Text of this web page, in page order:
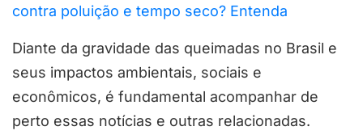
contra poluição e tempo seco? Entenda
Diante da gravidade das queimadas no Brasil e
seus impactos ambientais, sociais e
econômicos, é fundamental acompanhar de
perto essas notícias e outras relacionadas.